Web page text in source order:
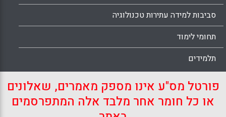
סביבות למידה עתירות טכנולוגיה
תחומי לימוד
תלמידים
פורטל מס"ע אינו מספק מאמרים, שאלונים
או כל חומר אחר מלבד אלה המתפרסמים